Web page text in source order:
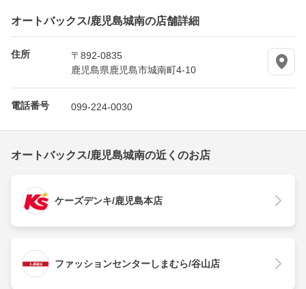
オートバックス/鹿児島城南の店舗詳細
住所
〒892-0835
鹿児島県鹿児島市城南町4-10
電話番号 099-224-0030
オートバックス/鹿児島城南の近くのお店
ケーズデンキ/鹿児島本店
ファッションセンターしまむら/谷山店